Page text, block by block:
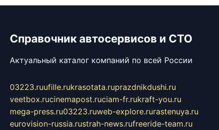
Справочник автосервисов и СТО
Актуальный каталог компаний по всей России
03223.ruufille.rukrasotata.ruprazdnikdushi.ru
veetbox.rucinemapost.ruciam-fr.rukraft-you.ru
mega-press.ru03223.ruweb-explore.rurastenuya.ru
eurovision-russia.rustrah-news.rufreeride-team.ru